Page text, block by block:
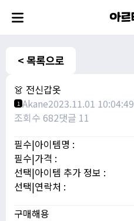
< 목록으로
👗 전신갑옷
1 Akane2023.11.01 10:04:49
조회수 682댓글 11
필수|아이템명 :
필수|가격 :
선택|아이템 추가 정보 :
선택|연락처 :
구매해용